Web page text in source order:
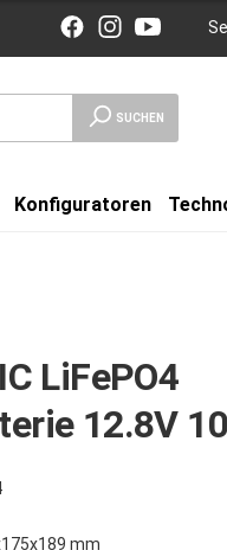
SUCHEN
Konfiguratoren
LiFePO4
12.8V
mm